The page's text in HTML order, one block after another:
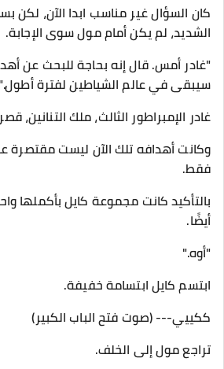
كان السؤال غير مناسب ابدا الآن، لكن
الشديد، لم يكن أمام مول سوى الإجابة.
"غادر أمس. قال إنه بحاجة للبحث عن
سيبقى في عالم الشياطين لفترة أطول."
غادر الإمبراطور الثالث، ملك التنانين،
وكانت أهدافه تلك الآن ليست
فقط.
بالتأكيد كانت مجموعة كايل بأكملها
أيضًا.
"أوه."
ابتسم كايل ابتسامة خفيفة.
ككييي--- (صوت فتح الباب الكبير)
تراجع مول إلى الخلف.